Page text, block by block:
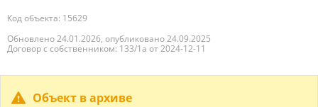
Код объекта: 15629
Обновлено 24.01.2026, опубликовано 24.09.2025
Договор с собственником: 133/1а от 2024-12-11
Объект в архиве